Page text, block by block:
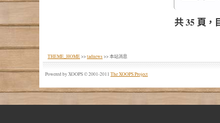
共 35 頁，
THEME_HOME>>tadnews>> 本站消息
Powered by XOOPS © 2001-2011 The XOOPS Project